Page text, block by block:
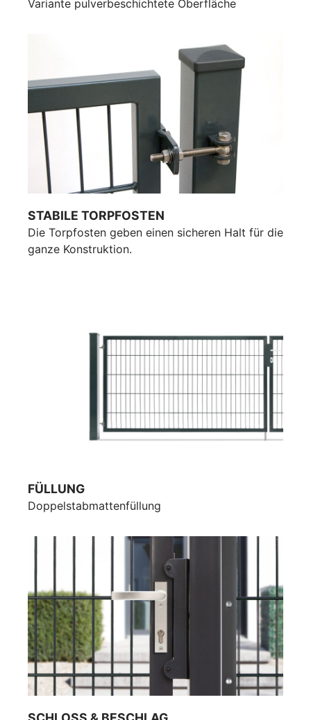
Variante pulverbeschichtete Oberfläche
STABILE TORPFOSTEN
Die Torpfosten geben einen sicheren Halt für die
ganze Konstruktion.
FÜLLUNG
Doppelstabmattenfüllung